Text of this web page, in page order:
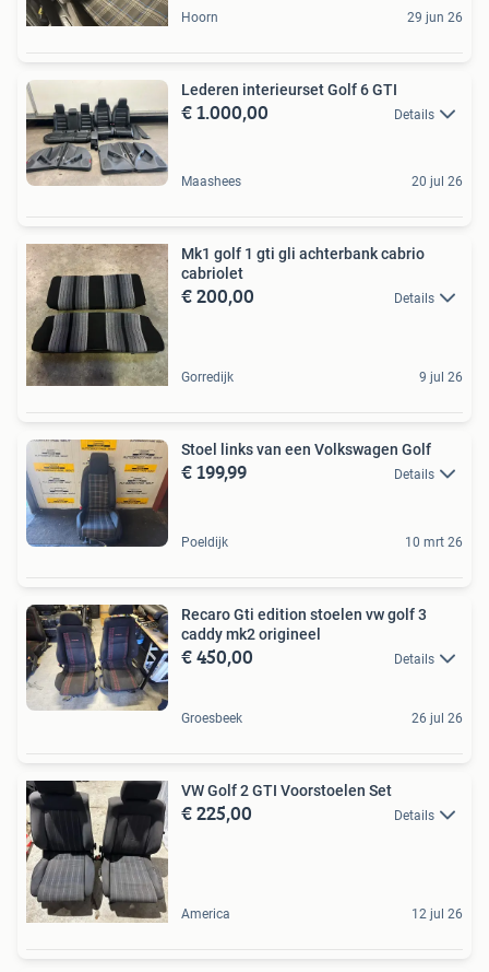
Hoorn 29 jun 26
Lederen interieurset Golf 6 GTI
€ 1.000,00 Details
Maashees 20 jul 26
Mk1 golf 1 gti gli achterbank cabrio
cabriolet
€ 200,00 Details
Gorredijk 9 jul 26
Stoel links van een Volkswagen Golf
€ 199,99 Details
Poeldijk 10 mrt 26
Recaro Gti edition stoelen vw golf 3
caddy mk2 origineel
€ 450,00 Details
Groesbeek 26 jul 26
VW Golf 2 GTI Voorstoelen Set
€ 225,00 Details
America 12 jul 26